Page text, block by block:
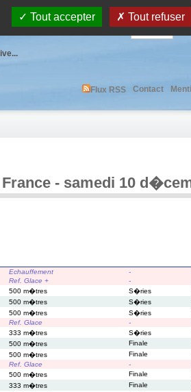
Tout accepter Tout refuser
Contact
Flux RSS
- samedi 10
Echauffement -
Ref. Glace + -
500 m�tres S�ries
500 m�tres S�ries
500 m�tres S�ries
Ref. Glace -
333 m�tres S�ries
500 m�tres Finale
500 m�tres Finale
Ref. Glace -
500 m�tres Finale
333 m�tres Finale